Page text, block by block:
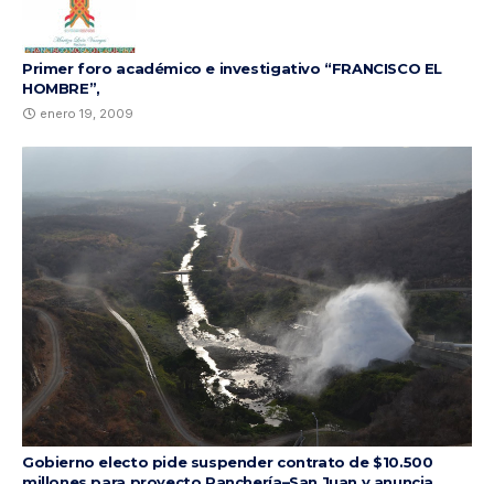
Primer foro académico e investigativo “FRANCISCO EL
HOMBRE”,
enero 19, 2009
Gobierno electo pide suspender contrato de $10.500